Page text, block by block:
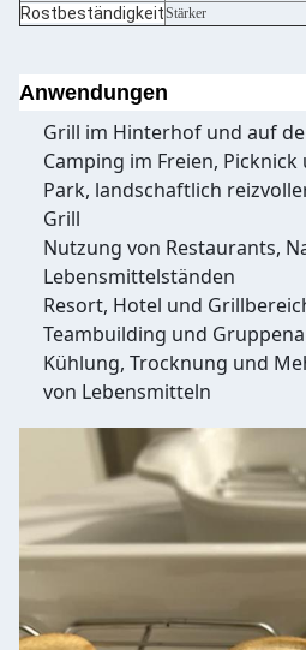
RostbeständigkeitStärker
Anwendungen
Grill im Hinterhof und auf
Camping im Freien,
Park, landschaftlich
Grill
Nutzung von Restaurants,
Lebensmittelständen
Resort, Hotel und
Teambuilding und
Kühlung, Trocknung und
von Lebensmitteln